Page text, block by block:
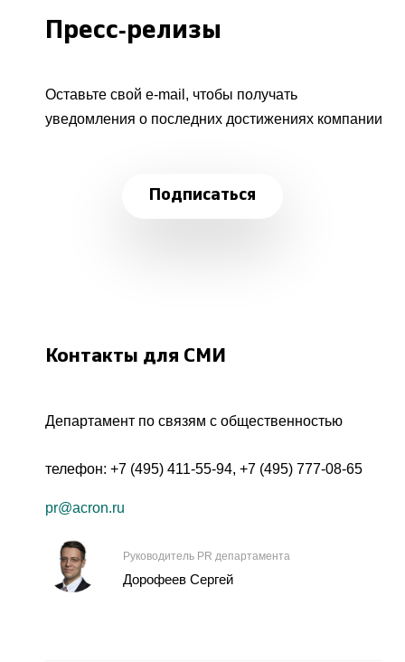
Пресс-релизы
Оставьте свой e-mail, чтобы получать
уведомления о последних достижениях компании
Подписаться
Контакты для СМИ
Департамент по связям с общественностью
телефон: +7 (495) 411-55-94, +7 (495) 777-08-65
pr@acron.ru
Руководитель PR департамента
Дорофеев Сергей